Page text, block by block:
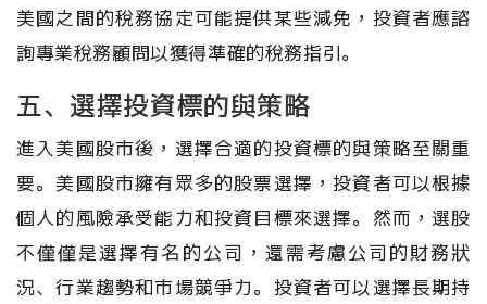
美國之間的稅務協定可能提供某些減免，投資者應諮
詢專業稅務顧問以獲得準確的稅務指引。
五、選擇投資標的與策略
進入美國股市後，選擇合適的投資標的與策略至關重
要。美國股市擁有眾多的股票選擇，投資者可以根據
個人的風險承受能力和投資目標來選擇。然而，選股
不僅僅是選擇有名的公司，還需考慮公司的財務狀
況、行業趨勢和市場競爭力。投資者可以選擇長期持